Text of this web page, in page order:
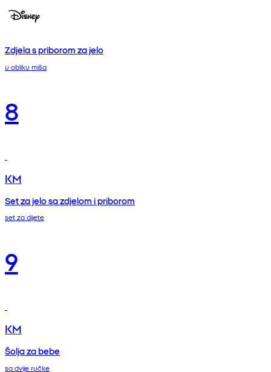
Zdjela s priborom za jelo
u obliku miša
8
KM
Set za jelo sa zdjelom i priborom
set za dijete
9
KM
Šolja za bebe
sa dvije ručke